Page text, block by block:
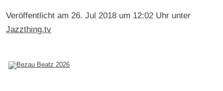
Veröffentlicht am 26. Jul 2018 um 12:02 Uhr unter
Jazzthing.tv